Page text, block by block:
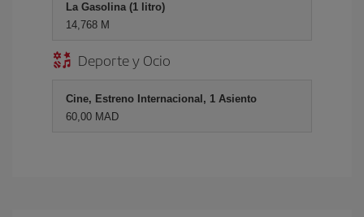
La Gasolina (1 litro)
14,768 M
Deporte y Ocio
Cine, Estreno Internacional, 1 Asiento
60,00 MAD